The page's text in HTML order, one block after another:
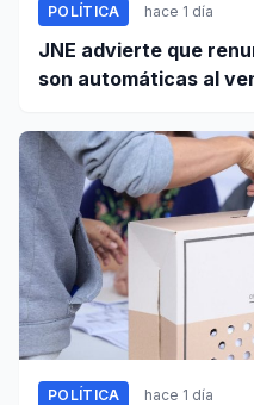
POLÍTICA hace 1 día
JNE advierte que
son automáticas al
POLÍTICA hace 1 día